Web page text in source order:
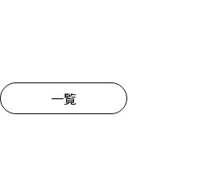
一覧